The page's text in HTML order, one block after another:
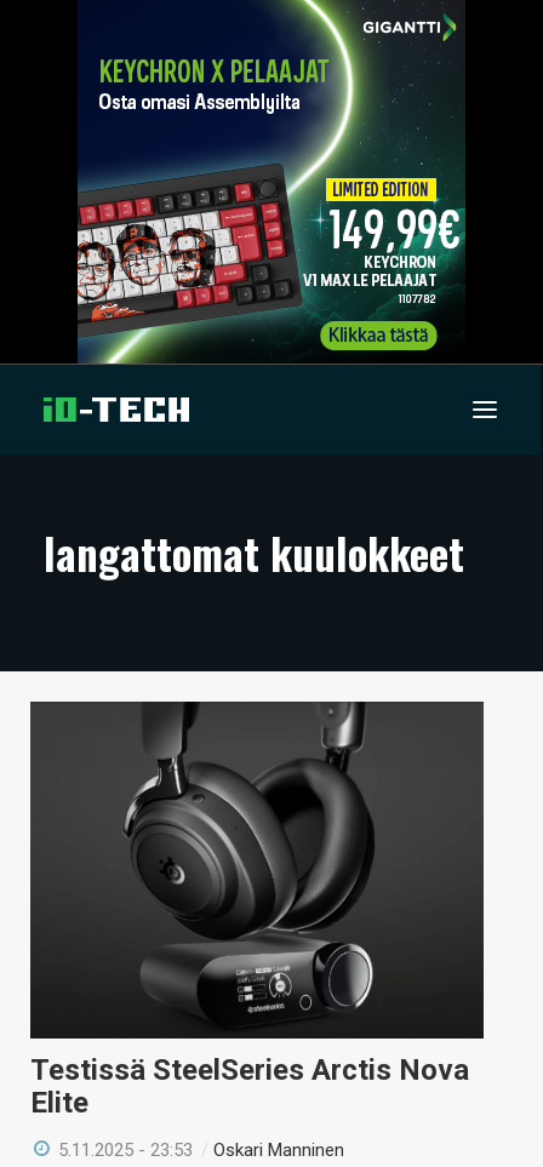
ARTIKKELIT
TECHBBS
langattomat kuulokkeet
Testissä SteelSeries Arctis Nova
Elite
5.11.2025 - 23:53 /Oskari Manninen